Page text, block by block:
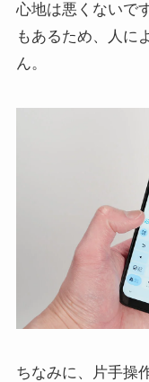
心地は悪くないで
もあるため、人に
ん。
ちなみに、片手操